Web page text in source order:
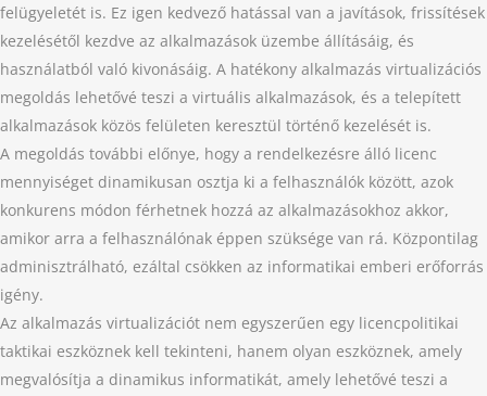
felügyeletét is. Ez igen kedvező hatással van a javítások, frissítések
kezelésétől kezdve az alkalmazások üzembe állításáig, és
használatból való kivonásáig. A hatékony alkalmazás virtualizációs
megoldás lehetővé teszi a virtuális alkalmazások, és a telepített
alkalmazások közös felületen keresztül történő kezelését is.
A megoldás további előnye, hogy a rendelkezésre álló licenc
mennyiséget dinamikusan osztja ki a felhasználók között, azok
konkurens módon férhetnek hozzá az alkalmazásokhoz akkor,
amikor arra a felhasználónak éppen szüksége van rá. Központilag
adminisztrálható, ezáltal csökken az informatikai emberi erőforrás
igény.
Az alkalmazás virtualizációt nem egyszerűen egy licencpolitikai
taktikai eszköznek kell tekinteni, hanem olyan eszköznek, amely
megvalósítja a dinamikus informatikát, amely lehetővé teszi a